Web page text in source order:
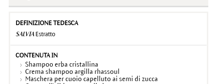
SALVIAEstratto
Shampoo erba cristallina
Crema shampoo argilla rhassoul
Maschera per cuoio capelluto ai semi di zucca